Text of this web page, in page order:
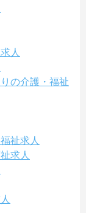
人
の介護・福祉
祉求人
求人